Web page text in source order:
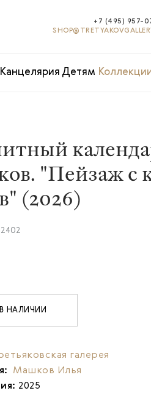
+7 (495) 957-
Канцелярия Детям
"Пейзаж с
(2026)
НАЛИЧИИ
галерея
Машков Илья
2025